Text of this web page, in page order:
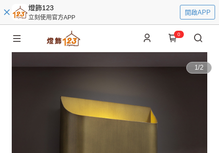
燈飾123
立刻使用官方APP
開啟APP
0
1/2